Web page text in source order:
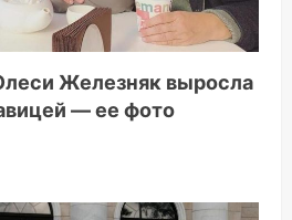
Железняк выросла
— ее фото